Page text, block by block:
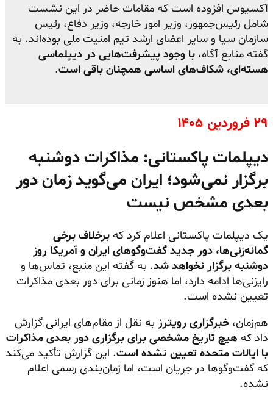
آکسیوس افزوده است که مقامات حاضر در این نشست
شامل رئیس‌جمهور، وزیر امور خارجه، وزیر دفاع، رئیس
سازمان سیا و سایر اعضای ارشد تیم امنیت ملی بوده‌اند. به
گفته منابع آگاه، با وجود پیشرفت‌هایی در دیپلماسی
هسته‌ای، شکاف‌های اساسی همچنان باقی است.
۲۹ فروردین ۱۴۰۵
دیپلمات پاکستانی: مذاکرات دوشنبه
برگزار نمی‌شود؛ ایران می‌گوید زمان دور
بعدی مشخص نیست
یک دیپلمات پاکستانی اعلام کرد که برخلاف برخی
گمانه‌زنی‌ها، دور جدید گفت‌وگوهای ایران و آمریکا روز
دوشنبه برگزار نخواهد شد. به گفته این منبع، تماس‌ها و
رایزنی‌ها ادامه دارد، اما هنوز زمانی برای دور بعدی مذاکرات
تعیین نشده است.
هم‌زمان، خبرگزاری رویترز به نقل از مقام‌های ایرانی گزارش
داد که هیچ تاریخ مشخصی برای برگزاری دور بعدی مذاکرات
با ایالات متحده تعیین نشده است. این گزارش تأکید می‌کند
که گفت‌وگوها در جریان است، اما زمان‌بندی رسمی اعلام
نشده.